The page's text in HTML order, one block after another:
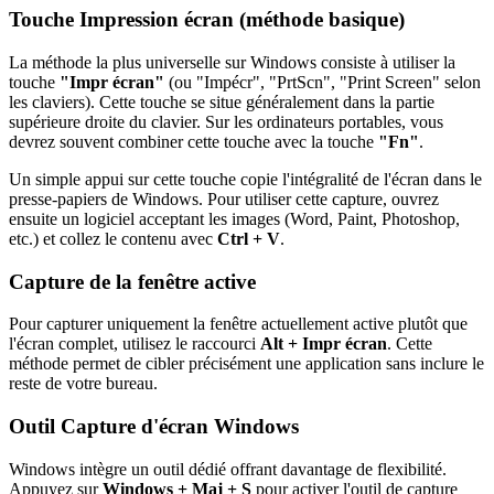
Touche Impression écran (méthode basique)
La méthode la plus universelle sur Windows consiste à utiliser la
touche "Impr écran" (ou "Impécr", "PrtScn", "Print Screen" selon
les claviers). Cette touche se situe généralement dans la partie
supérieure droite du clavier. Sur les ordinateurs portables, vous
devrez souvent combiner cette touche avec la touche "Fn".
Un simple appui sur cette touche copie l'intégralité de l'écran dans le
presse-papiers de Windows. Pour utiliser cette capture, ouvrez
ensuite un logiciel acceptant les images (Word, Paint, Photoshop,
etc.) et collez le contenu avec Ctrl + V.
Capture de la fenêtre active
Pour capturer uniquement la fenêtre actuellement active plutôt que
l'écran complet, utilisez le raccourci Alt + Impr écran. Cette
méthode permet de cibler précisément une application sans inclure le
reste de votre bureau.
Outil Capture d'écran Windows
Windows intègre un outil dédié offrant davantage de flexibilité.
Appuyez surWindows + Maj + S pour activer l'outil de capture